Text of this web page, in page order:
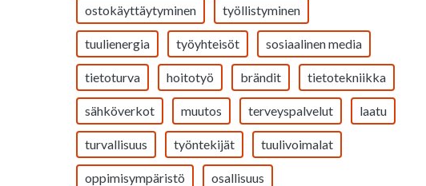
ostokäyttäytyminen työllistyminen
tuulienergia työyhteisöt sosiaalinen media
tietoturva hoitotyö brändit tietotekniikka
sähköverkot muutos terveyspalvelut laatu
turvallisuus työntekijät tuulivoimalat
oppimisympäristö osallisuus